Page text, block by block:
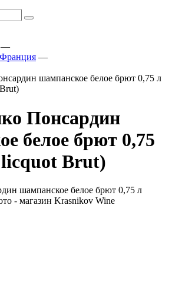
—
—
шампанское белое брют 0,75 л
Понсардин
белое брют 0,75
Brut)